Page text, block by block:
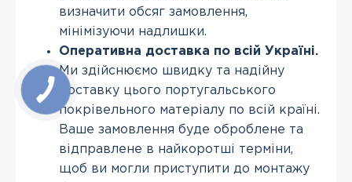
визначити обсяг замовлення,
мінімізуючи надлишки.
Оперативна доставка по всій Україні.
Ми здійснюємо швидку та надійну
доставку цього португальського
покрівельного матеріалу по всій країні.
Ваше замовлення буде оброблене та
відправлене в найкоротші терміни,
щоб ви могли приступити до монтажу